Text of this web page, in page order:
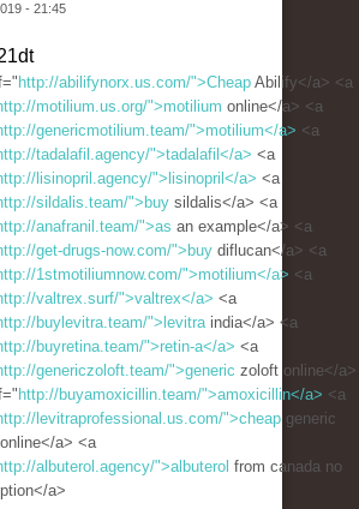
- 21:45
http://abilifynorx.us.com/">Cheap Abilify</a> <a
motilium.us.org/">motilium online</a> <a
genericmotilium.team/">motilium</a> <a
tadalafil.agency/">tadalafil</a> <a
lisinopril.agency/">lisinopril</a> <a
sildalis.team/">buy sildalis</a> <a
anafranil.team/">as an example</a> <a
get-drugs-now.com/">buy diflucan</a> <a
1stmotiliumnow.com/">motilium</a> <a
valtrex.surf/">valtrex</a> <a
buylevitra.team/">levitraindia</a> <a
buyretina.team/">retin-a</a> <a
genericzoloft.team/">generic zoloft online</a>
http://buyamoxicillin.team/">amoxicillin</a> <a
levitraprofessional.us.com/">cheap generic
a> <a
albuterol.agency/">albuterol from canada no
a>